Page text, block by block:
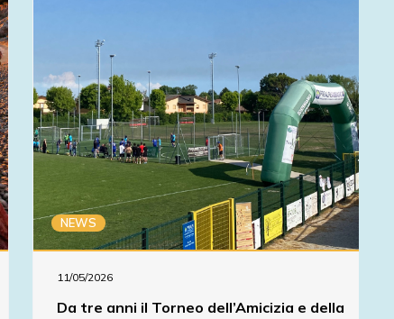
NEWS
11/05/2026
Da tre anni il Torneo dell’Amicizia e della